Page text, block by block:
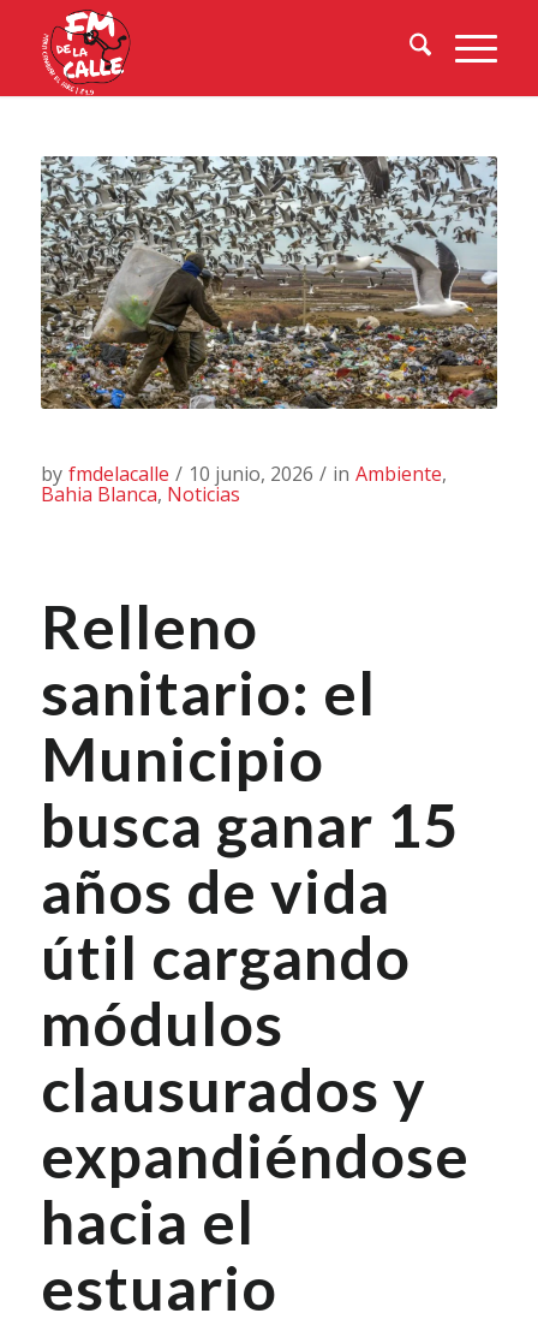
by fmdelacalle / 10 junio, 2026 / in Ambiente,
Bahia Blanca, Noticias
Relleno
sanitario: el
Municipio
busca ganar 15
años de vida
útil cargando
módulos
clausurados y
expandiéndose
hacia el
estuario